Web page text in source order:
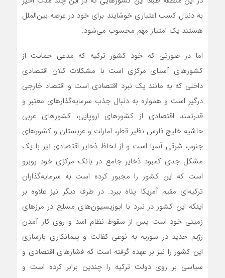
به دنبال کسب اعتباری خوشایند برای خود در عرصه بین‌الملل
هستند یک امتیاز مهم محسوب می‌شود.
اما در صورتی که خود کشور ترکیه که مدعی حمایت از
کشورهای آسیای مرکزی است با مشکلات کلان اقتصادی
داخلی که به مانند یک نبرد اقتصادی است و اقتصاد خارجی
درگیر است و همواره به دنبال جذب سرمایه‌گذارهای معتبر و
قدرتمند اقتصادی از کشورهای اروپایی، کشورهای عربی
حاشیه خلیج فارس نظیر قطر، امارات و عربستان و کشورهای
جنوب شرقی آسیا است و از لحاظ ذخایر اقتصادی نیز با یک
مشکل جدی کمبود ذخایر جامع در بانک مرکزی خود روبرو
است که این کشور را مجبور کرده است به سرمایه‌گذاران
ترکیه‌ای مقیم آمریکا پناه ببرد. در طرف دیگر نیز علاوه بر
اینکه این کشور در نبرد با اپوزیسیون‌های مسلح در مرزهای
زمینی خود است پس از سقوط نظام اسد و روی کار آمدن
رژیم جدید در سوریه به نوعی کفالت و پیمانکاری بازسازی
این کشور را نیز بر عهده گرفته است که فشارهای اقتصادی و
سیاسی بر روی دولت ترکیه را چندین برابر کرده است و